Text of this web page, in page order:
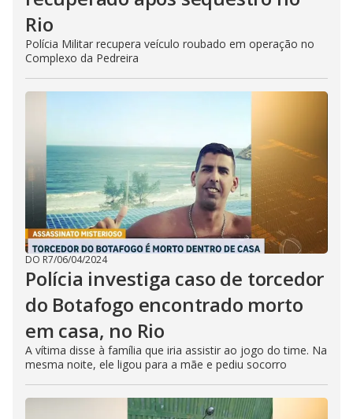
Rio
Polícia Militar recupera veículo roubado em operação no
Complexo da Pedreira
DO R7/06/04/2024
Polícia investiga caso de torcedor
do Botafogo encontrado morto
em casa, no Rio
A vítima disse à família que iria assistir ao jogo do time. Na
mesma noite, ele ligou para a mãe e pediu socorro